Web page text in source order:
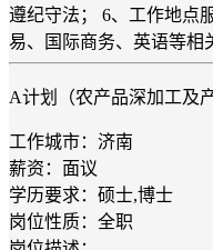
遵纪守法； 6、工作地点
易、国际商务、英语等相
A计划（农产品深加工及
工作城市：济南
薪资：面议
学历要求：硕士,博士
岗位性质：全职